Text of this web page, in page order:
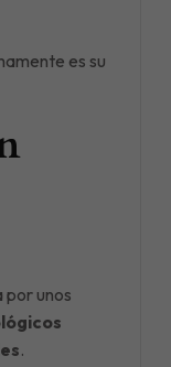
es su
por unos
.